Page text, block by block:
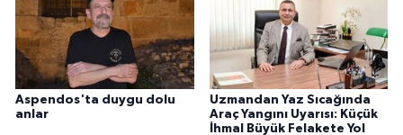
Aspendos'ta duygu dolu
anlar
Uzmandan Yaz Sıcağında
Araç Yangını Uyarısı: Küçük
İhmal Büyük Felakete Yol